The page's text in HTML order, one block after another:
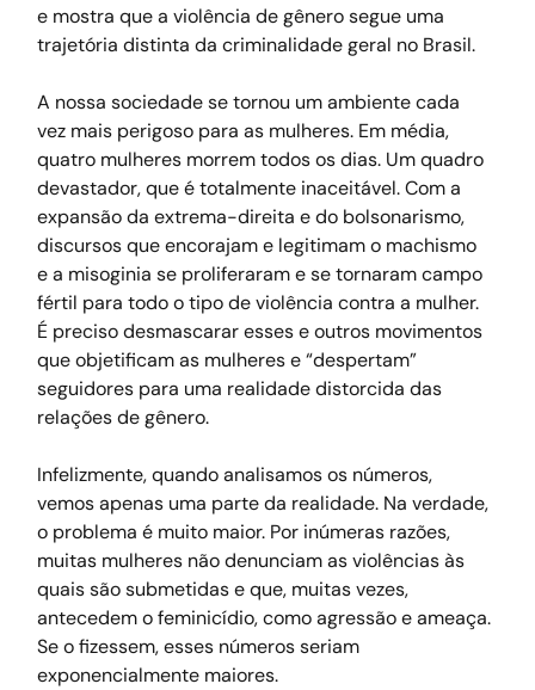
e mostra que a violência de gênero segue uma
trajetória distinta da criminalidade geral no Brasil.
A nossa sociedade se tornou um ambiente cada
vez mais perigoso para as mulheres. Em média,
quatro mulheres morrem todos os dias. Um quadro
devastador, que é totalmente inaceitável. Com a
expansão da extrema-direita e do bolsonarismo,
discursos que encorajam e legitimam o machismo
e a misoginia se proliferaram e se tornaram campo
fértil para todo o tipo de violência contra a mulher.
É preciso desmascarar esses e outros movimentos
que objetificam as mulheres e “despertam”
seguidores para uma realidade distorcida das
relações de gênero.
Infelizmente, quando analisamos os números,
vemos apenas uma parte da realidade. Na verdade,
o problema é muito maior. Por inúmeras razões,
muitas mulheres não denunciam as violências às
quais são submetidas e que, muitas vezes,
antecedem o feminicídio, como agressão e ameaça.
Se o fizessem, esses números seriam
exponencialmente maiores.